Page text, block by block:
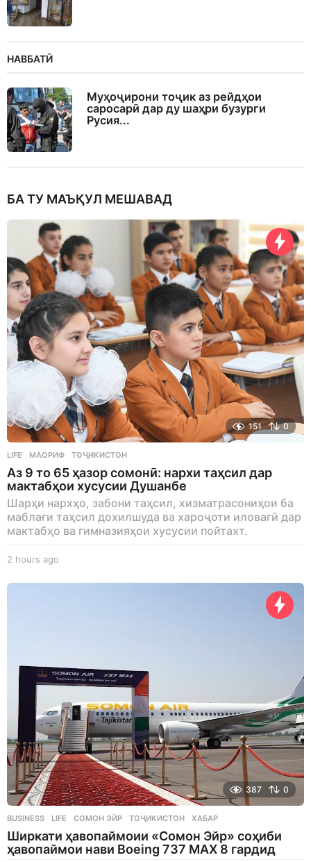
НАВБАТӢ
Муҳоҷирони тоҷик аз рейдҳои
саросарӣ дар ду шаҳри бузурги
Русия...
БА ТУ МАЪҚУЛ МЕШАВАД
151 0
LIFE МАОРИФ ,ТОҶИКИСТОН
Аз 9 то 65 ҳазор сомонӣ: нархи таҳсил дар
мактабҳои хусусии Душанбе
Шарҳи нархҳо, забони таҳсил, хизматрасониҳои ба
маблағи таҳсил дохилшуда ва хароҷоти иловагӣ дар
мактабҳо ва гимназияҳои хусусии пойтахт.
2 hours ago
o
387 0
BUSINESS ,LIFE СОМОН ЭЙР ,ТОҶИКИСТОН ,ХАБАР
Ширкати ҳавопаймоии «Сомон Эйр» соҳиби
ҳавопаймои нави Boeing 737 MAX 8 гардид